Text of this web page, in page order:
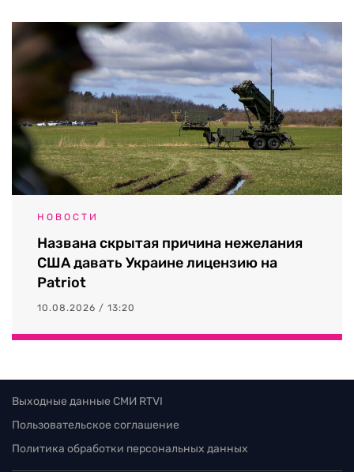
НОВОСТИ
Названа скрытая причина нежелания
США давать Украине лицензию на
Patriot
10.08.2026 / 13:20
Выходные данные СМИ RTVI
Пользовательское соглашение
Политика обработки персональных данных